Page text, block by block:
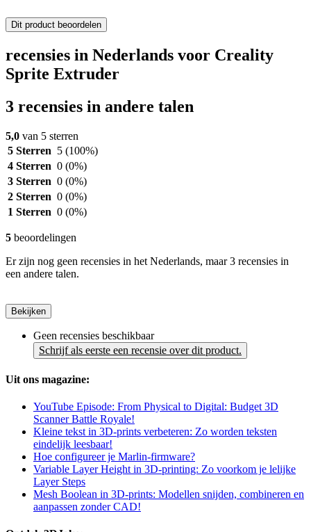
Dit product beoordelen
recensies in Nederlands voor Creality
Sprite Extruder
3 recensies in andere talen
5,0 van 5 sterren
5 Sterren 5 (100%)
4 Sterren 0 (0%)
3 Sterren 0 (0%)
2 Sterren 0 (0%)
1 Sterren 0 (0%)
5 beoordelingen
Er zijn nog geen recensies in het Nederlands, maar 3 recensies in
een andere talen.
Bekijken
Geen recensies beschikbaar
Schrijf als eerste een recensie over dit product.
Uit ons magazine:
YouTube Episode: From Physical to Digital: Budget 3D
Scanner Battle Royale!
Kleine tekst in 3D-prints verbeteren: Zo worden teksten
eindelijk leesbaar!
Hoe configureer je Marlin-firmware?
Variable Layer Height in 3D-printing: Zo voorkom je lelijke
Layer Steps
Mesh Boolean in 3D-prints: Modellen snijden, combineren en
aanpassen zonder CAD!